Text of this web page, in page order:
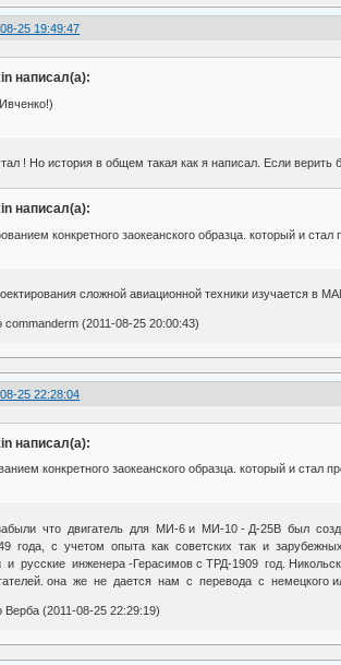
25 19:49:47
написал(а):
! Но история в общем такая как я написал. Если
написал(а):
конкретного заокеанского образца. который и
сложной авиационной техники изучается в
commanderm (2011-08-25 20:00:43)
25 22:28:04
написал(а):
конкретного заокеанского образца. который и стал
что двигатель для МИ-6 и МИ-10 - Д-25В был
года, с учетом опыта как советских так и
и русские инженера -Герасимов с ТРД-1909 год.
она же не дается нам с перевода с немецкого
Верба (2011-08-25 22:29:19)